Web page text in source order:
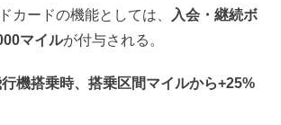
カードの機能としては、
入会・継続ボ
マイルが付与される。
機搭乗時、搭乗区間マイルから+25%